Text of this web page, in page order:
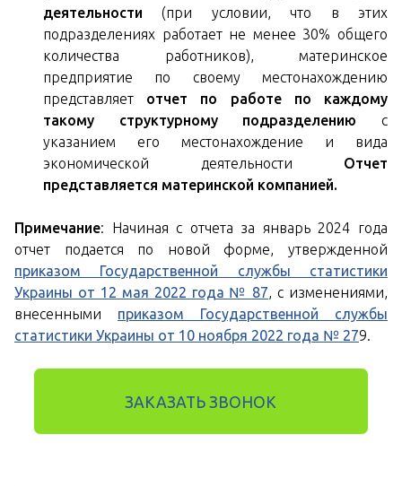
деятельности (при условии, что в этих
подразделениях работает не менее 30% общего
количества работников), материнское
предприятие по своему местонахождению
представляет отчет по работе по каждому
такому структурному подразделению с
указанием его местонахождение и вида
экономической деятельности Отчет
представляется материнской компанией.
Примечание: Начиная с отчета за январь 2024 года
отчет подается по новой форме, утвержденной
приказом Государственной службы статистики
Украины от 12 мая 2022 года № 87, с изменениями,
внесенными приказом Государственной службы
статистики Украины от 10 ноября 2022 года № 279.
ЗАКАЗАТЬ ЗВОНОК